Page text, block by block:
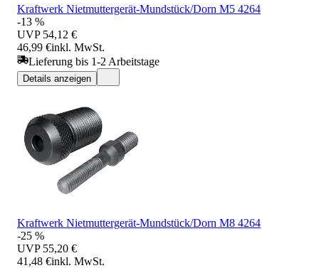
Kraftwerk Nietmuttergerät-Mundstück/Dorn M5 4264
-13 %
UVP 54,12 €
46,99 €inkl. MwSt.
Lieferung bis 1-2 Arbeitstage
Details anzeigen
Kraftwerk Nietmuttergerät-Mundstück/Dorn M8 4264
-25 %
UVP 55,20 €
41,48 €inkl. MwSt.